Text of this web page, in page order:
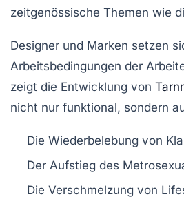
zeitgenössische Themen wie
Designer und Marken setzen
Arbeitsbedingungen der
zeigt die Entwicklung von
nicht nur funktional, sondern
Die Wiederbelebung von
Der Aufstieg des
Die Verschmelzung von